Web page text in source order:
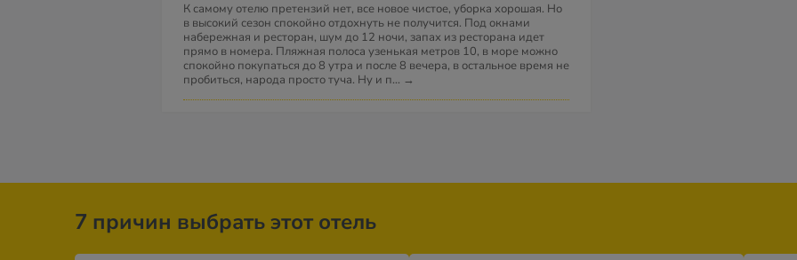
К самому отелю претензий нет, все новое чистое, уборка хорошая. Но
в высокий сезон спокойно отдохнуть не получится. Под окнами
набережная и ресторан, шум до 12 ночи, запах из ресторана идет
прямо в номера. Пляжная полоса узенькая метров 10, в море можно
спокойно покупаться до 8 утра и после 8 вечера, в остальное время не
пробиться, народа просто туча. Ну и п... →
7 причин выбрать этот отель